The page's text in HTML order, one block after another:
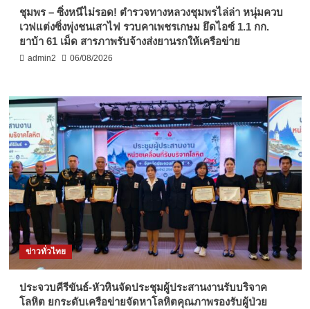
ชุมพร – ซิ่งหนีไม่รอด! ตำรวจทางหลวงชุมพรไล่ล่า หนุ่มควบ
เวฟแต่งซิ่งพุ่งชนเสาไฟ รวบคาเพชรเกษม ยึดไอซ์ 1.1 กก.
ยาบ้า 61 เม็ด สารภาพรับจ้างส่งยานรกให้เครือข่าย
admin2 06/08/2026
ข่าวทั่วไทย
ประจวบคีรีขันธ์-หัวหินจัดประชุมผู้ประสานงานรับบริจาค
โลหิต ยกระดับเครือข่ายจัดหาโลหิตคุณภาพรองรับผู้ป่วย